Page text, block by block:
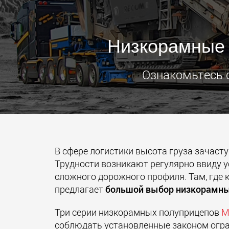
Низкорамные
Ознакомьтесь
В сфере логистики высота груза
Трудности возникают регулярно ввиду
сложного дорожного профиля. Там, где
предлагаетбольшой выбор
Три серии низкорамных полуприцепов
соблюдать установленные законом